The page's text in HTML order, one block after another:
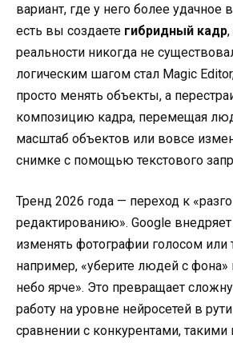
вариант, где у него более удачное
есть вы создаете гибридный кадр
реальности никогда не
логическим шагом стал Magic
просто менять объекты, а
композицию кадра, перемещая
масштаб объектов или вовсе
снимке с помощью текстового
Тренд 2026 года — переход к
редактированию». Google
изменять фотографии голосом или
например, «уберите людей с фона»
небо ярче». Это превращает
работу на уровне нейросетей в
сравнении с конкурентами, такими